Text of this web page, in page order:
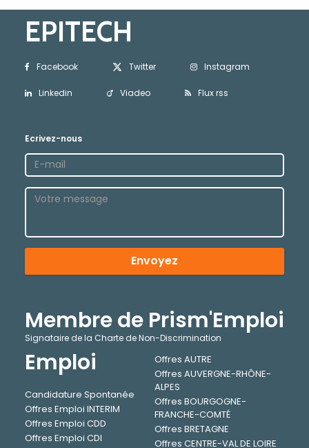
EPITECH
Facebook Twitter Instagram
Linkedin Viadeo Flux rss
Ecrivez-nous
Envoyez
Membre de Prism'Emploi
Signataire de la Charte de Non-Discrimination
Emploi
Candidature Spontanée
Offres Emploi INTERIM
Offres Emploi CDD
Offres Emploi CDI
Offres AUTRE
Offres AUVERGNE-RHÔNE-
ALPES
Offres BOURGOGNE-
FRANCHE-COMTÉ
Offres BRETAGNE
Offres CENTRE-VAL DE LOIRE